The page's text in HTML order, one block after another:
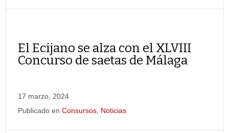
El Ecijano se alza con el XLVIII
Concurso de saetas de Málaga
17 marzo, 2024
Publicado en Consursos Noticias